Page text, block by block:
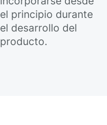
el principio durante
el desarrollo del
producto.